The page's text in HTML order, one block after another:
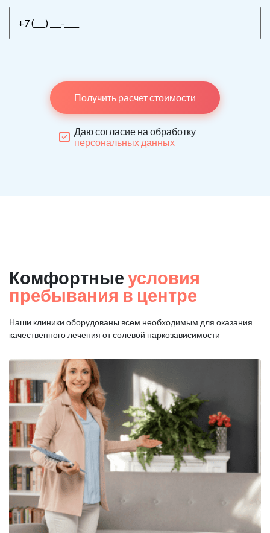
Получить расчет стоимости
Даю согласие на обработку
персональных данных
Комфортные условия
пребывания в центре
Наши клиники оборудованы всем необходимым для оказания
качественного лечения от солевой наркозависимости